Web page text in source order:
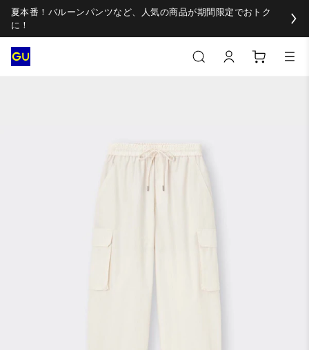
夏本番！バルーンパンツなど、人気の商品が期間限定でおトク
に！